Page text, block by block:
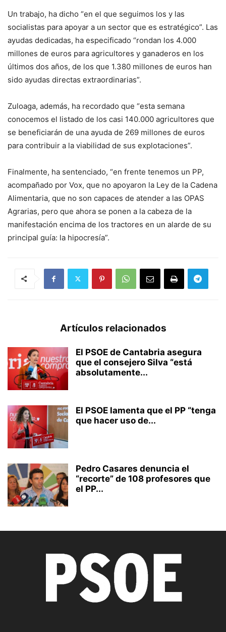
Un trabajo, ha dicho “en el que seguimos los y las
socialistas para apoyar a un sector que es estratégico”. Las
ayudas dedicadas, ha especificado “rondan los 4.000
millones de euros para agricultores y ganaderos en los
últimos dos años, de los que 1.380 millones de euros han
sido ayudas directas extraordinarias”.
Zuloaga, además, ha recordado que “esta semana
conocemos el listado de los casi 140.000 agricultores que
se beneficiarán de una ayuda de 269 millones de euros
para contribuir a la viabilidad de sus explotaciones”.
Finalmente, ha sentenciado, “en frente tenemos un PP,
acompañado por Vox, que no apoyaron la Ley de la Cadena
Alimentaria, que no son capaces de atender a las OPAS
Agrarias, pero que ahora se ponen a la cabeza de la
manifestación encima de los tractores en un alarde de su
principal guía: la hipocresía”.
Artículos relacionados
El PSOE de Cantabria asegura
que el consejero Silva “está
absolutamente...
El PSOE lamenta que el PP “tenga
que hacer uso de...
Pedro Casares denuncia el
“recorte” de 108 profesores que
el PP...